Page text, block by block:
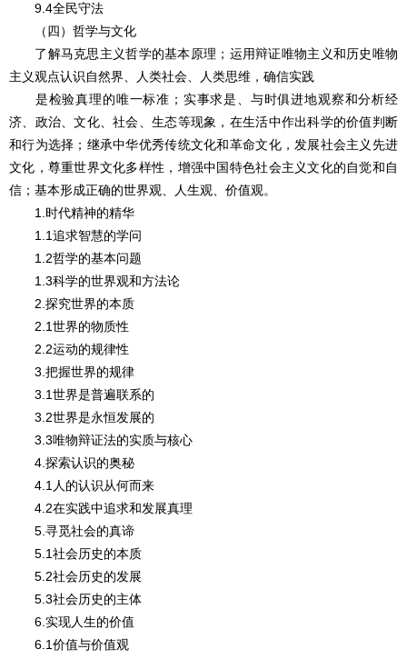
9.4全民守法
（四）哲学与文化
了解马克思主义哲学的基本原理；运用辩证唯物主义和历史唯物
主义观点认识自然界、人类社会、人类思维，确信实践
是检验真理的唯一标准；实事求是、与时俱进地观察和分析经
济、政治、文化、社会、生态等现象，在生活中作出科学的价值判断
和行为选择；继承中华优秀传统文化和革命文化，发展社会主义先进
文化，尊重世界文化多样性，增强中国特色社会主义文化的自觉和自
信；基本形成正确的世界观、人生观、价值观。
1.时代精神的精华
1.1追求智慧的学问
1.2哲学的基本问题
1.3科学的世界观和方法论
2.探究世界的本质
2.1世界的物质性
2.2运动的规律性
3.把握世界的规律
3.1世界是普遍联系的
3.2世界是永恒发展的
3.3唯物辩证法的实质与核心
4.探索认识的奥秘
4.1人的认识从何而来
4.2在实践中追求和发展真理
5.寻觅社会的真谛
5.1社会历史的本质
5.2社会历史的发展
5.3社会历史的主体
6.实现人生的价值
6.1价值与价值观